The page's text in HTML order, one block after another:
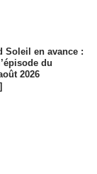
Soleil en avance :
du
2026